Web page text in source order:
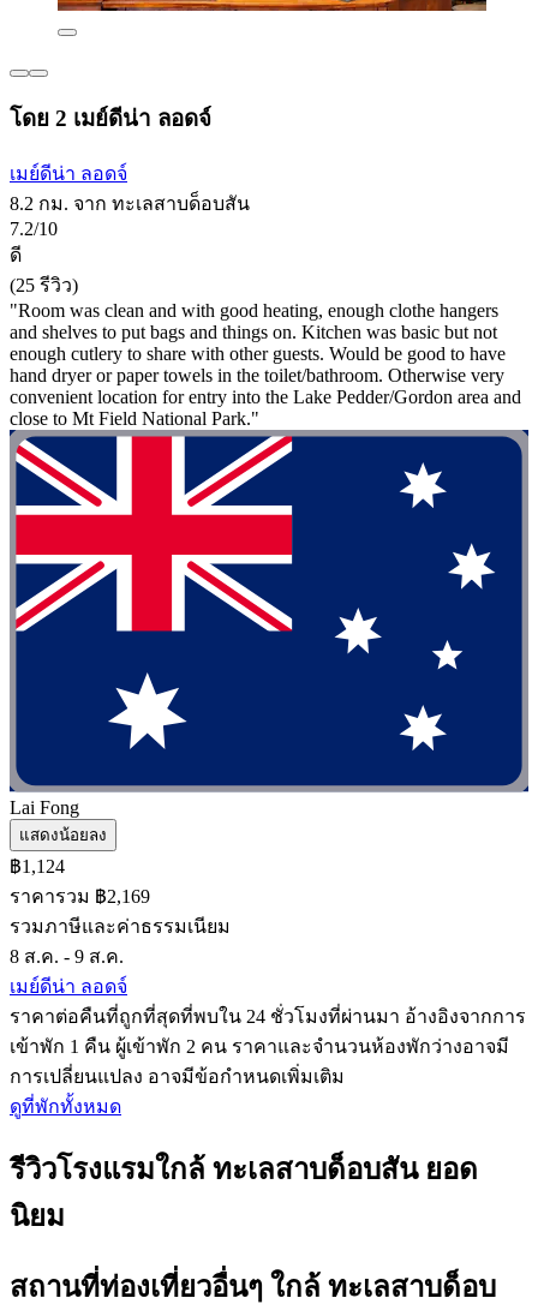
โดย 2 เมย์ดีน่า ลอดจ์
เมย์ดีน่า ลอดจ์
8.2 กม. จาก ทะเลสาบด็อบสัน
7.2/10
ดี
(25 รีวิว)
"Room was clean and with good heating, enough clothe hangers
and shelves to put bags and things on. Kitchen was basic but not
enough cutlery to share with other guests. Would be good to have
hand dryer or paper towels in the toilet/bathroom. Otherwise very
convenient location for entry into the Lake Pedder/Gordon area and
close to Mt Field National Park."
Lai Fong
แสดงน้อยลง
฿1,124
ราคารวม ฿2,169
รวมภาษีและค่าธรรมเนียม
8 ส.ค. - 9 ส.ค.
เมย์ดีน่า ลอดจ์
ราคาต่อคืนที่ถูกที่สุดที่พบใน 24 ชั่วโมงที่ผ่านมา อ้างอิงจากการ
เข้าพัก 1 คืน ผู้เข้าพัก 2 คน ราคาและจำนวนห้องพักว่างอาจมี
การเปลี่ยนแปลง อาจมีข้อกำหนดเพิ่มเติม
ดูที่พักทั้งหมด
รีวิวโรงแรมใกล้ ทะเลสาบด็อบสัน ยอด
นิยม
สถานที่ท่องเที่ยวอื่นๆ ใกล้ ทะเลสาบด็อบ